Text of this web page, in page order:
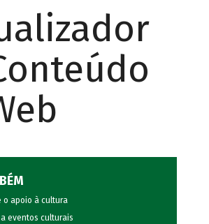
o apoio à cultura
eventos culturais